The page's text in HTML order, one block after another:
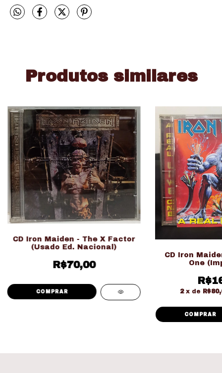
Produtos similares
CD Iron Maiden - The X Factor
(Usado Ed. Nacional)
R$70,00
CD Iron
One
2 x de